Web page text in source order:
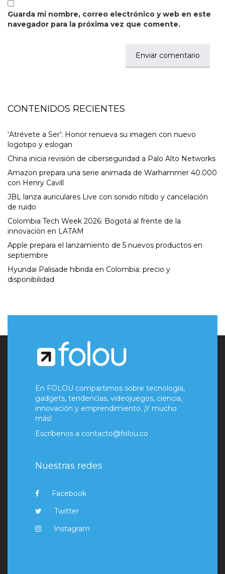
Guarda mi nombre, correo electrónico y web en este
navegador para la próxima vez que comente.
CONTENIDOS RECIENTES
‘Atrévete a Ser’: Honor renueva su imagen con nuevo
logotipo y eslogan
China inicia revisión de ciberseguridad a Palo Alto Networks
Amazon prepara una serie animada de Warhammer 40.000
con Henry Cavill
JBL lanza auriculares Live con sonido nítido y cancelación
de ruido
Colombia Tech Week 2026: Bogotá al frente de la
innovación en LATAM
Apple prepara el lanzamiento de 5 nuevos productos en
septiembre
Hyundai Palisade híbrida en Colombia: precio y
disponibilidad
En FOLOU compartimos sobre tecnología,
gadgets, tendencias, videojuegos, ciencia,
innovación y emprendimiento. ¡Y mucho
más!
Escríbenos a contacto@folou.co
Nuestras redes
Facebook
Twitter
Instagram